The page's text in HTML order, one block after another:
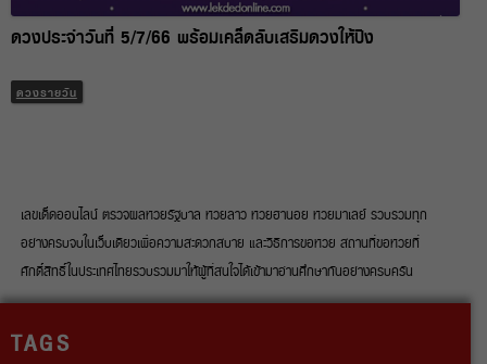
ดวงประจำวันที่ 5/7/66 พร้อมเคล็ดลับเสริมดวงให้ปัง
ดวงรายวัน
เลขเด็ดออนไลน์ ตรวจผลหวยรัฐบาล หวยลาว หวยฮานอย หวยมาเลย์ รวบรวมทุก
อย่างครบจบในเว็บเดียวเพื่อความสะดวกสบาย และวิธีการขอหวย สถานที่ขอหวยที่
ศักดิ์สิทธิ์ในประเทศไทยรวบรวมมาให้ผู้ที่สนใจได้เข้ามาอ่านศึกษากันอย่างครบครัน
TAGS